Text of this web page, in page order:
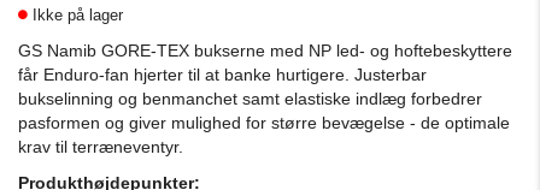
Ikke på lager
GS Namib GORE-TEX bukserne med NP led- og hoftebeskyttere
får Enduro-fan hjerter til at banke hurtigere. Justerbar
bukselinning og benmanchet samt elastiske indlæg forbedrer
pasformen og giver mulighed for større bevægelse - de optimale
krav til terræneventyr.
Produkthøjdepunkter: